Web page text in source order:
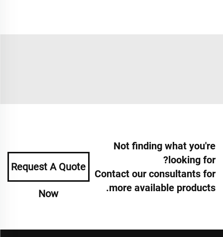
Not finding what you're
looking for?
Contact our consultants for
more available products.
Request A Quote
Now